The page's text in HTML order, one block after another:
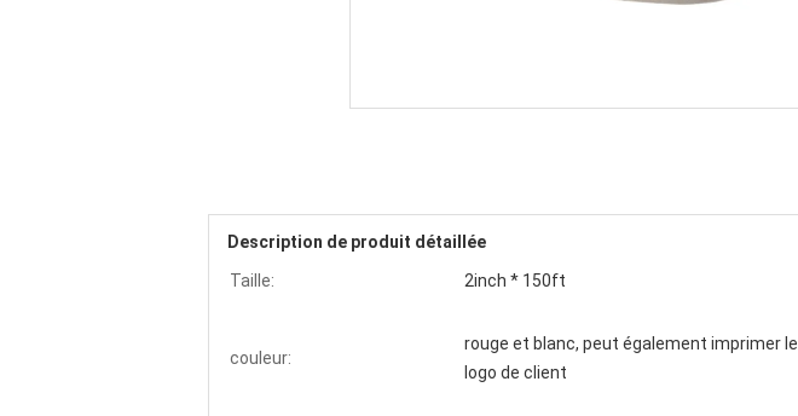
Description de produit détaillée
Taille:
2inch * 150ft
couleur:
rouge et blanc, peut également imprimer le
logo de client